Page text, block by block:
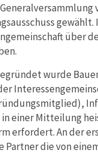
über
wurde
in einer Mitteilung
erfordert. An der
Partner die von